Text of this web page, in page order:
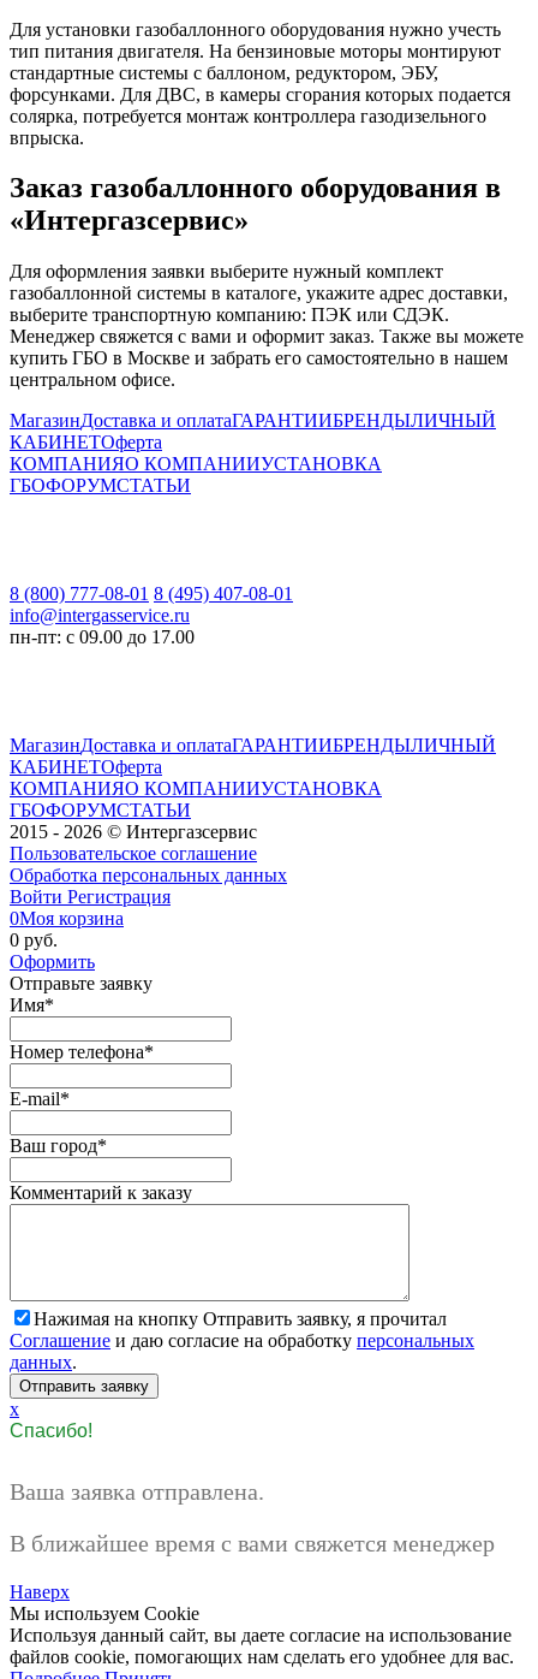
Для установки газобаллонного оборудования нужно учесть
тип питания двигателя. На бензиновые моторы монтируют
стандартные системы с баллоном, редуктором, ЭБУ,
форсунками. Для ДВС, в камеры сгорания которых подается
солярка, потребуется монтаж контроллера газодизельного
впрыска.
Заказ газобаллонного оборудования в
«Интергазсервис»
Для оформления заявки выберите нужный комплект
газобаллонной системы в каталоге, укажите адрес доставки,
выберите транспортную компанию: ПЭК или СДЭК.
Менеджер свяжется с вами и оформит заказ. Также вы можете
купить ГБО в Москве и забрать его самостоятельно в нашем
центральном офисе.
МагазинДоставка и оплатаГАРАНТИИБРЕНДЫЛИЧНЫЙ
КАБИНЕТОферта
КОМПАНИЯО КОМПАНИИУСТАНОВКА
ГБОФОРУМСТАТЬИ
8 (800) 777-08-01 8 (495) 407-08-01
info@intergasservice.ru
пн-пт: с 09.00 до 17.00
МагазинДоставка и оплатаГАРАНТИИБРЕНДЫЛИЧНЫЙ
КАБИНЕТОферта
КОМПАНИЯО КОМПАНИИУСТАНОВКА
ГБОФОРУМСТАТЬИ
2015 - 2026 © Интергазсервис
Пользовательское соглашение
Обработка персональных данных
Войти Регистрация
0Моя корзина
0 руб.
Оформить
Отправьте заявку
Имя*
Номер телефона*
E-mail*
Ваш город*
Комментарий к заказу
Нажимая на кнопку Отправить заявку, я прочитал
Соглашение и даю согласие на обработку персональных
данных.
x
Спасибо!
Ваша заявка отправлена.
В ближайшее время с вами свяжется менеджер
Наверх
Мы используем Cookie
Используя данный сайт, вы даете согласие на использование
файлов cookie, помогающих нам сделать его удобнее для вас.